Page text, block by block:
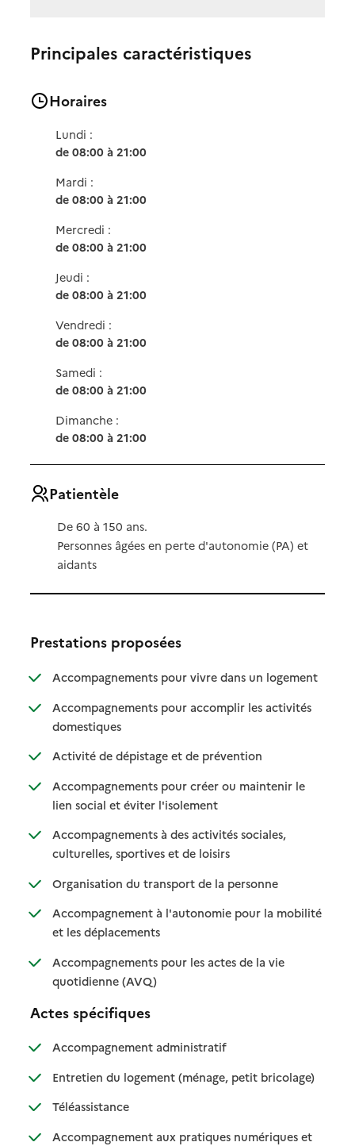
Principales caractéristiques
Horaires
Lundi :
de 08:00 à 21:00
Mardi :
de 08:00 à 21:00
Mercredi :
de 08:00 à 21:00
Jeudi :
de 08:00 à 21:00
Vendredi :
de 08:00 à 21:00
Samedi :
de 08:00 à 21:00
Dimanche :
de 08:00 à 21:00
Patientèle
De 60 à 150 ans.
Personnes âgées en perte d'autonomie (PA) et
aidants
Prestations proposées
Accompagnements pour vivre dans un logement
:
: non
Accompagnements pour accomplir les activités
domestiques: disponible
: non disponible
Activité de dépistage et de prévention: disponible
: non disponible
Accompagnements pour créer ou maintenir le
lien social et éviter l'isolement: disponible
: non disponible
Accompagnements à des activités sociales,
culturelles, sportives et de loisirs: disponible
: non disponible
Organisation du transport de la personne: disponible
: non disponible
Accompagnement à l'autonomie pour la mobilité
et les déplacements: disponible
: non disponible
Accompagnements pour les actes de la vie
quotidienne (AVQ): disponible
: non disponible
Actes spécifiques
Accompagnement administratif: disponible
: non disponible
Entretien du logement (ménage, petit bricolage): disponible
: non
Téléassistance: disponible
: non disponible
Accompagnement aux pratiques numériques et